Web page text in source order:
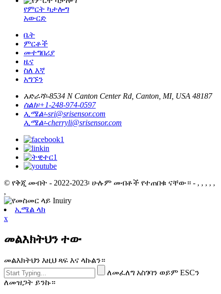
የምርት ካታሎግ
አውርድ
ቤት
ምርቶች
መተግበሪያ
ዜና
ስለ እኛ
አግኙን
አድራሻ፡-8534 N Canton Center Rd, Canton, MI, USA 48187
ስልክ፡+1-248-974-0597
ኢሜል፡-sri@srisensor.com
ኢሜል፡-cherryli@srisensor.com
© የቅጂ መብት - 2022-2023፡ ሁሉም መብቶች የተጠበቁ ናቸው። - , , , , ,
,
ኢሜል ላክ
x
መልእክትህን ተው
መልእክትህን እዚህ ጻፍ እና ላኩልን።
ለመፈለግ አስገባን ወይም ESCን
ለመዝጋት ይንኩ።